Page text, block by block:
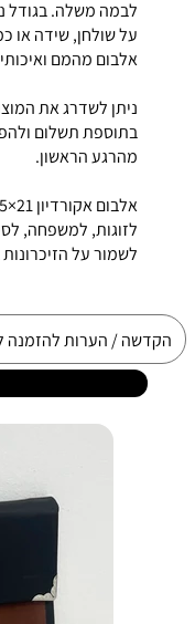
על שולחן, שידה או
אלבום מהמם ואיכותי
ניתן לשדרג את
בתוספת תשלום
מהרגע הראשון.
לזוגות, למשפחה,
לשמור על הזיכרונות